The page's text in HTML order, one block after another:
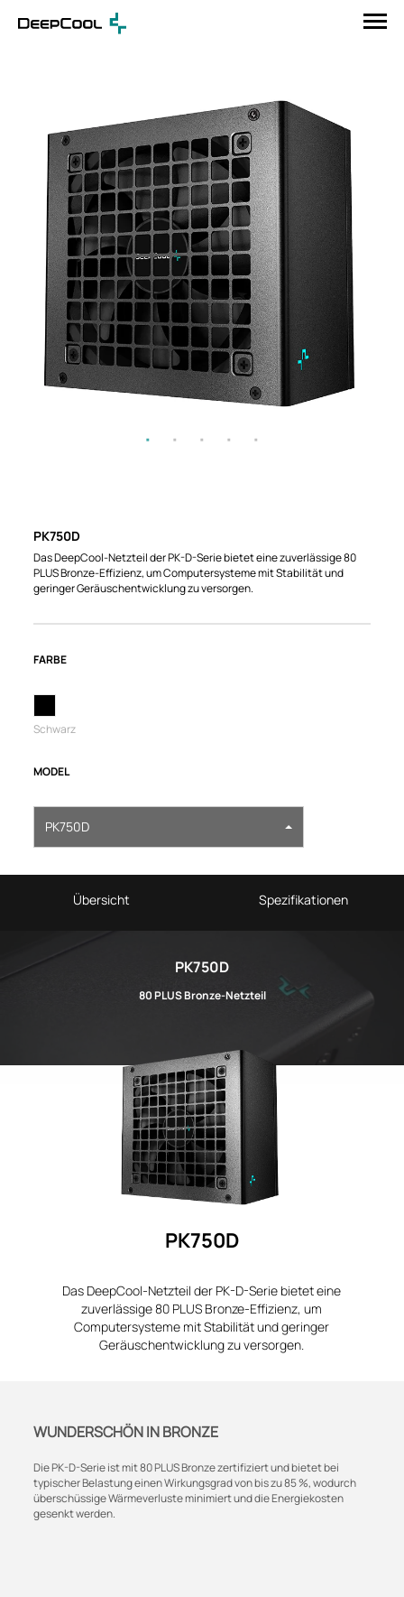
PK750D
Das DeepCool-Netzteil der PK-D-Serie bietet eine zuverlässige 80
PLUS Bronze-Effizienz, um Computersysteme mit Stabilität und
geringer Geräuschentwicklung zu versorgen.
FARBE
Schwarz
MODEL
PK750D
Übersicht Spezifikationen
PK750D
80 PLUS Bronze-Netzteil
PK750D
Das DeepCool-Netzteil der PK-D-Serie bietet eine
zuverlässige 80 PLUS Bronze-Effizienz, um
Computersysteme mit Stabilität und geringer
Geräuschentwicklung zu versorgen.
WUNDERSCHÖN IN BRONZE
Die PK-D-Serie ist mit 80 PLUS Bronze zertifiziert und bietet bei
typischer Belastung einen Wirkungsgrad von bis zu 85 %, wodurch
überschüssige Wärmeverluste minimiert und die Energiekosten
gesenkt werden.